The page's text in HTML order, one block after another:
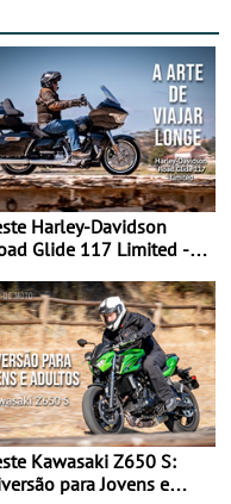
Harley-Davidson
Glide 117 Limited - A
Kawasaki Z650 S:
para Jovens e